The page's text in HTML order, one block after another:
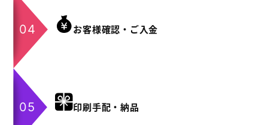
お客様確認・ご入金
印刷手配・納品